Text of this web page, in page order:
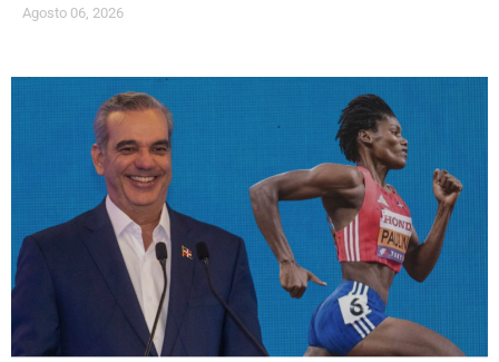
Agosto 06, 2026